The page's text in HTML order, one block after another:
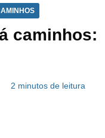
caminhos:
2 minutos de leitura